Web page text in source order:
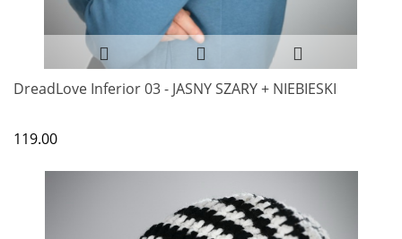
DreadLove Inferior 03 - JASNY SZARY + NIEBIESKI
119.00